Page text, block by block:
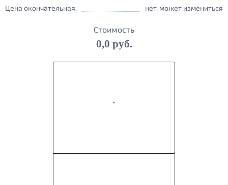
Цена окончательная: нет, может измениться
Стоимость
0,0 руб.
-